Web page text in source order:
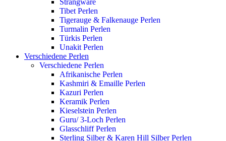
Strangware
Tibet Perlen
Tigerauge & Falkenauge Perlen
Turmalin Perlen
Türkis Perlen
Unakit Perlen
Verschiedene Perlen
Verschiedene Perlen
Afrikanische Perlen
Kashmiri & Emaille Perlen
Kazuri Perlen
Keramik Perlen
Kieselstein Perlen
Guru/ 3-Loch Perlen
Glasschliff Perlen
Sterling Silber & Karen Hill Silber Perlen